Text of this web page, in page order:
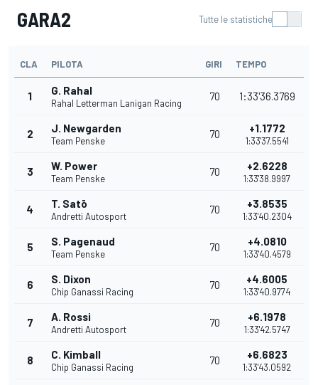
GARA2 Tutte le statistiche
CLA PILOTA GIRI TEMPO
1 G. Rahal
Rahal Letterman Lanigan Racing
70 1:33'36.3769
2 J. Newgarden
Team Penske
70 +1.1772
1:33'37.5541
3 W. Power
Team Penske
70 +2.6228
1:33'38.9997
4 T. Satō
Andretti Autosport
70 +3.8535
1:33'40.2304
5 S. Pagenaud
Team Penske
70 +4.0810
1:33'40.4579
6 S. Dixon
Chip Ganassi Racing
70 +4.6005
1:33'40.9774
7 A. Rossi
Andretti Autosport
70 +6.1978
1:33'42.5747
8 C. Kimball
Chip Ganassi Racing
70 +6.6823
1:33'43.0592